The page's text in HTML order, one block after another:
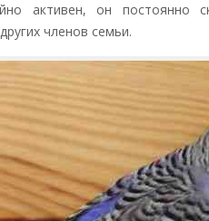
активен, он постоянно
членов семьи.